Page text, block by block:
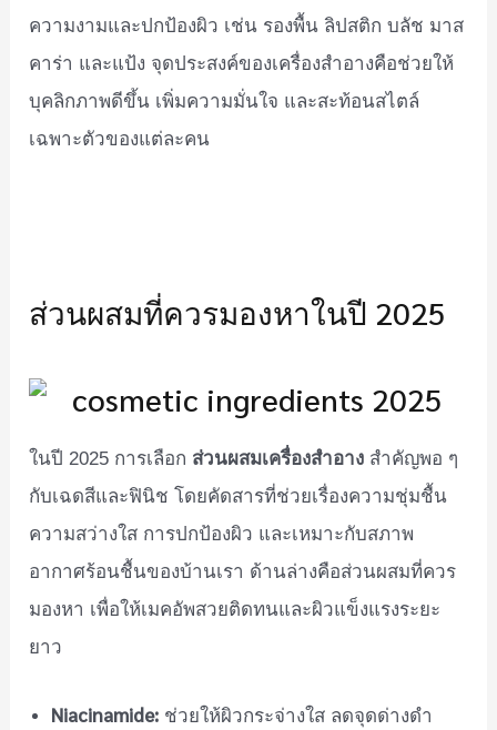
ความงามและปกป้องผิว เช่น รองพื้น ลิปสติก บลัช มาส
คาร่า และแป้ง จุดประสงค์ของเครื่องสำอางคือช่วยให้
บุคลิกภาพดีขึ้น เพิ่มความมั่นใจ และสะท้อนสไตล์
เฉพาะตัวของแต่ละคน
ส่วนผสมที่ควรมองหาในปี 2025
ในปี 2025 การเลือก ส่วนผสมเครื่องสำอาง สำคัญพอ ๆ
กับเฉดสีและฟินิช โดยคัดสารที่ช่วยเรื่องความชุ่มชื้น
ความสว่างใส การปกป้องผิว และเหมาะกับสภาพ
อากาศร้อนชื้นของบ้านเรา ด้านล่างคือส่วนผสมที่ควร
มองหา เพื่อให้เมคอัพสวยติดทนและผิวแข็งแรงระยะ
ยาว
Niacinamide: ช่วยให้ผิวกระจ่างใส ลดจุดด่างดำ